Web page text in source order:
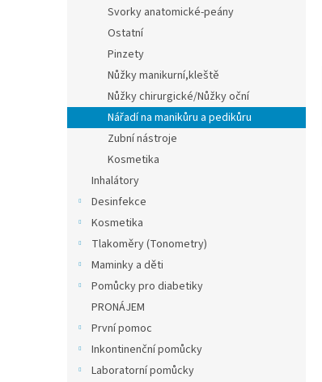
Svorky anatomické-peány
Ostatní
Pinzety
Nůžky manikurní,kleště
Nůžky chirurgické/Nůžky oční
Nářadí na manikůru a pedikůru
Zubní nástroje
Kosmetika
Inhalátory
Desinfekce
Kosmetika
Tlakoměry (Tonometry)
Maminky a děti
Pomůcky pro diabetiky
PRONÁJEM
První pomoc
Inkontinenční pomůcky
Laboratorní pomůcky